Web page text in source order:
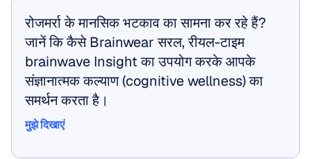
रोजमर्रा के मानसिक भटकाव का सामना कर रहे हैं?
जानें कि कैसे Brainwear सरल, रीयल-टाइम
brainwave Insight का उपयोग करके आपके
संज्ञानात्मक कल्याण (cognitive wellness) का
समर्थन करता है।
मुझे दिखाएं